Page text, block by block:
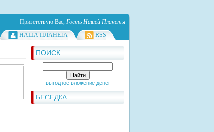
Приветствую Вас, Гость Нашей Планеты
НАША ПЛАНЕТА RSS
ПОИСК
выгодное вложение денег
БЕСЕДКА